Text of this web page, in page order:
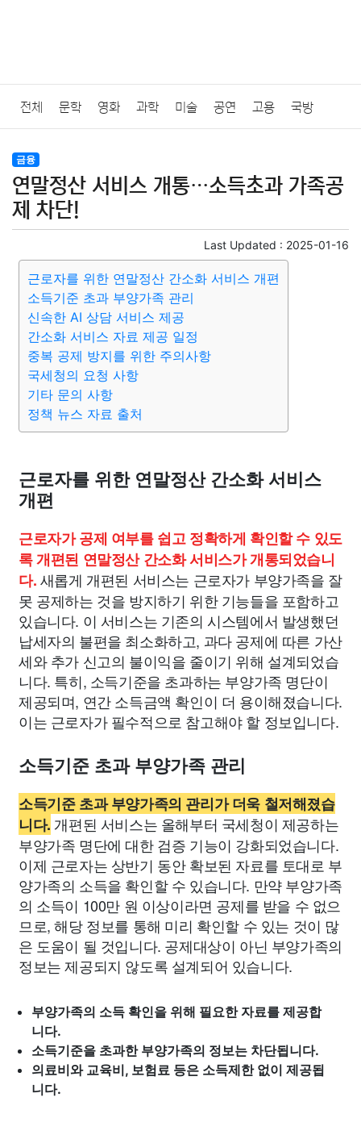
전체 문학 영화 과학 미술 공연 고용 국방
법률
질병 가요 방송 일상 주식 암호화폐 블록체인
미용 증권 인테리어
요리 상품리뷰 원예 금융 게임 스포츠
대출 자동차 취미 여행 맛집
종교 사회 정치 건강
부동산 외국어 교육
금융
연말정산 서비스 개통…소득초과 가족공
제 차단!
Last Updated : 2025-01-16
근로자를 위한 연말정산 간소화 서비스 개편
소득기준 초과 부양가족 관리
신속한 AI 상담 서비스 제공
간소화 서비스 자료 제공 일정
중복 공제 방지를 위한 주의사항
국세청의 요청 사항
기타 문의 사항
정책 뉴스 자료 출처
근로자를 위한 연말정산 간소화 서비스
개편
근로자가 공제 여부를 쉽고 정확하게 확인할 수 있도
록 개편된 연말정산 간소화 서비스가 개통되었습니
다.새롭게 개편된 서비스는 근로자가 부양가족을 잘
못 공제하는 것을 방지하기 위한 기능들을 포함하고
있습니다. 이 서비스는 기존의 시스템에서 발생했던
납세자의 불편을 최소화하고, 과다 공제에 따른 가산
세와 추가 신고의 불이익을 줄이기 위해 설계되었습
니다. 특히, 소득기준을 초과하는 부양가족 명단이
제공되며, 연간 소득금액 확인이 더 용이해졌습니다.
이는 근로자가 필수적으로 참고해야 할 정보입니다.
소득기준 초과 부양가족 관리
소득기준 초과 부양가족의 관리가 더욱 철저해졌습
니다. 개편된 서비스는 올해부터 국세청이 제공하는
부양가족 명단에 대한 검증 기능이 강화되었습니다.
이제 근로자는 상반기 동안 확보된 자료를 토대로 부
양가족의 소득을 확인할 수 있습니다. 만약 부양가족
의 소득이 100만 원 이상이라면 공제를 받을 수 없으
므로, 해당 정보를 통해 미리 확인할 수 있는 것이 많
은 도움이 될 것입니다. 공제대상이 아닌 부양가족의
정보는 제공되지 않도록 설계되어 있습니다.
부양가족의 소득 확인을 위해 필요한 자료를 제공합
니다.
소득기준을 초과한 부양가족의 정보는 차단됩니다.
의료비와 교육비, 보험료 등은 소득제한 없이 제공됩
니다.